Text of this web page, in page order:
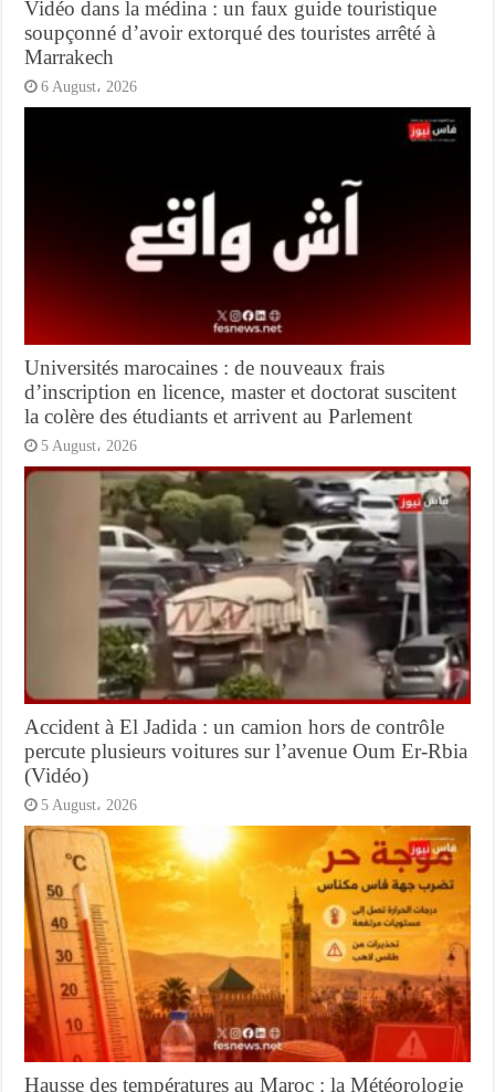
Vidéo dans la médina : un faux guide touristique
soupçonné d’avoir extorqué des touristes arrêté à
Marrakech
6 August، 2026
Universités marocaines : de nouveaux frais
d’inscription en licence, master et doctorat suscitent
la colère des étudiants et arrivent au Parlement
5 August، 2026
Accident à El Jadida : un camion hors de contrôle
percute plusieurs voitures sur l’avenue Oum Er-Rbia
(Vidéo)
5 August، 2026
Hausse des températures au Maroc : la Météorologie